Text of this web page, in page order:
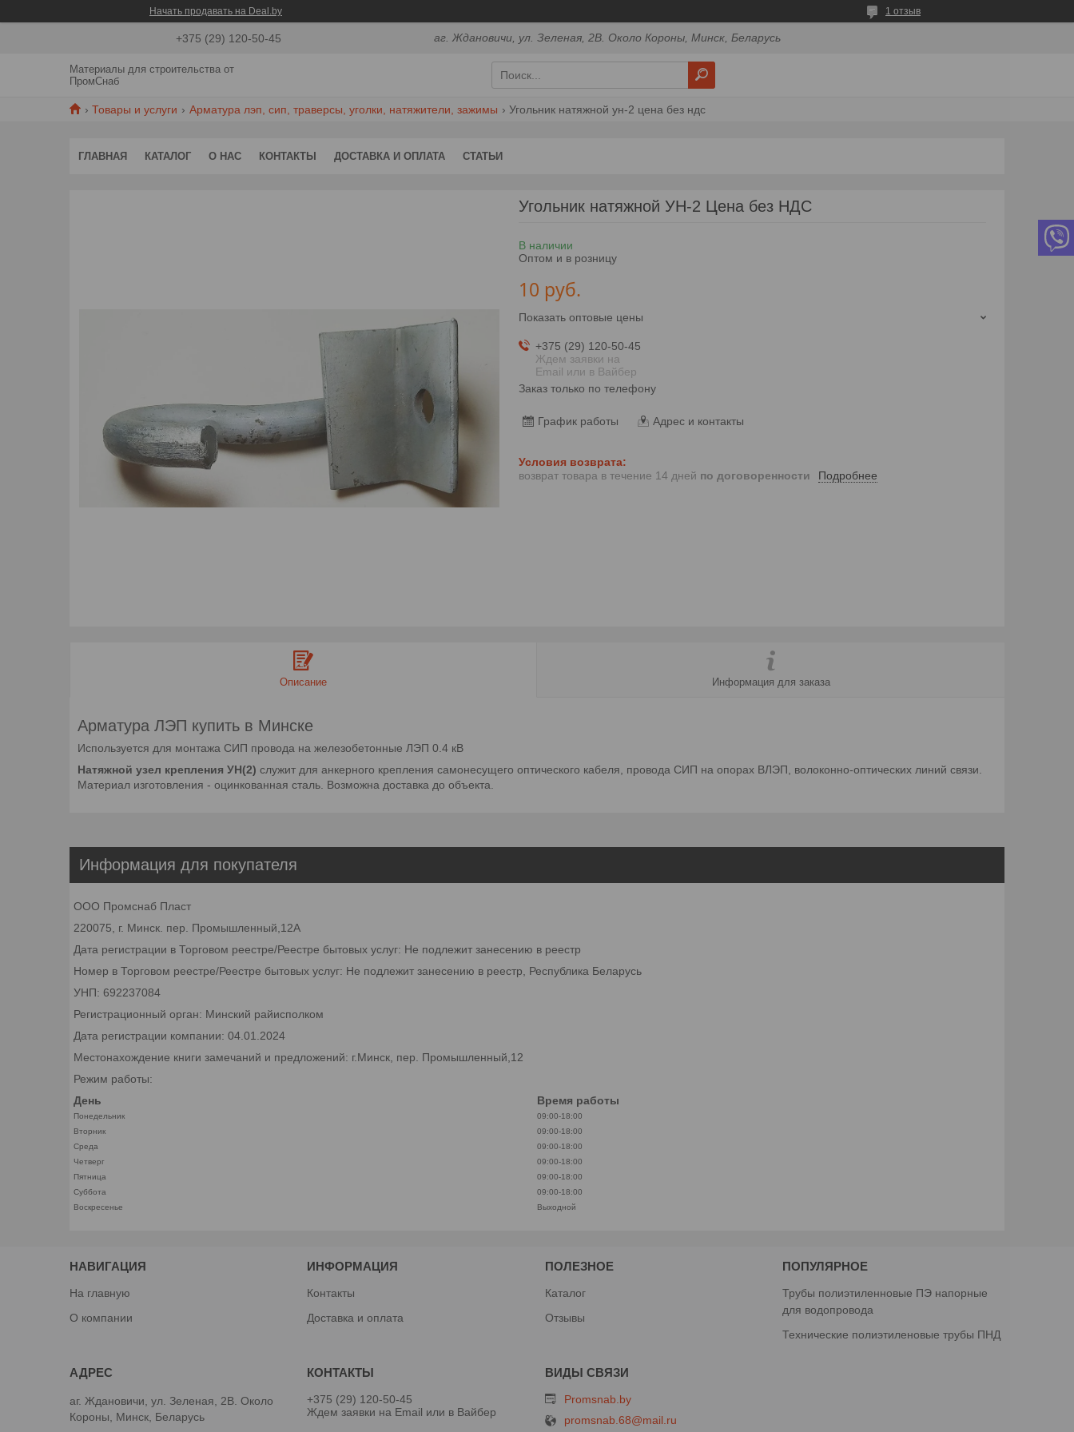
Начать продавать на Deal.by 1 отзыв
+375 (29) 120-50-45 аг. Ждановичи, ул. Зеленая, 2В. Около Короны, Минск, Беларусь
Материалы для строительства от
ПромСнаб
Товары и услуги Арматура лэп, сип, траверсы, уголки, натяжители, зажимы Угольник натяжной ун-2 цена без ндс
ГЛАВНАЯ КАТАЛОГ О НАС КОНТАКТЫ ДОСТАВКА И ОПЛАТА СТАТЬИ
Угольник натяжной УН-2 Цена без НДС
В наличии
Оптом и в розницу
10 руб.
Показать оптовые цены
+375 (29) 120-50-45
Ждем заявки на
Email или в Вайбер
Заказ только по телефону
График работы Адрес и контакты
возврат товара в течение 14 дней по договоренности Подробнее
Описание Информация для заказа
Арматура ЛЭП купить в Минске
Используется для монтажа СИП провода на железобетонные ЛЭП 0.4 кВ
Натяжной узел крепления УН(2) служит для анкерного крепления самонесущего оптического кабеля, провода СИП на опорах ВЛЭП, волоконно-оптических линий связи.
Материал изготовления - оцинкованная сталь. Возможна доставка до объекта.
Информация для покупателя
ООО Промснаб Пласт
220075, г. Минск. пер. Промышленный,12А
Дата регистрации в Торговом реестре/Реестре бытовых услуг: Не подлежит занесению в реестр
Номер в Торговом реестре/Реестре бытовых услуг: Не подлежит занесению в реестр, Республика Беларусь
УНП: 692237084
Регистрационный орган: Минский райисполком
Дата регистрации компании: 04.01.2024
Местонахождение книги замечаний и предложений: г.Минск, пер. Промышленный,12
Режим работы:
День
Время работы
Понедельник
09:00-18:00
Вторник
09:00-18:00
Среда
09:00-18:00
Четверг
09:00-18:00
Пятница
09:00-18:00
Суббота
09:00-18:00
Воскресенье
Выходной
НАВИГАЦИЯ
На главную
О компании
ИНФОРМАЦИЯ
Контакты
Доставка и оплата
ПОЛЕЗНОЕ
Каталог
Отзывы
ПОПУЛЯРНОЕ
Трубы полиэтиленновые ПЭ напорные
для водопровода
Технические полиэтиленовые трубы ПНД
аг. Ждановичи, ул. Зеленая, 2В. Около
Короны, Минск, Беларусь
+375 (29) 120-50-45
Ждем заявки на Email или в Вайбер
Promsnab.by
promsnab.68@mail.ru